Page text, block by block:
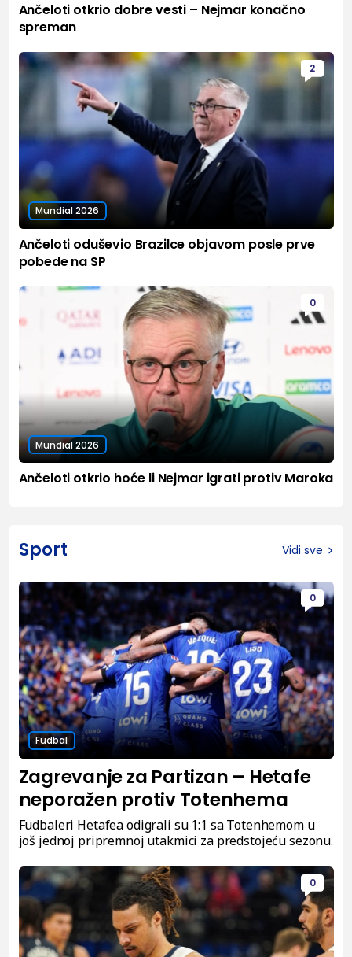
Ančeloti otkrio dobre vesti – Nejmar konačno
spreman
2
Mundial 2026
Ančeloti oduševio Brazilce objavom posle prve
pobede na SP
0
Mundial 2026
Ančeloti otkrio hoće li Nejmar igrati protiv Maroka
Sport Vidi sve
0
Fudbal
Zagrevanje za Partizan – Hetafe
neporažen protiv Totenhema
Fudbaleri Hetafea odigrali su 1:1 sa Totenhemom u
još jednoj pripremnoj utakmici za predstojeću sezonu.
0